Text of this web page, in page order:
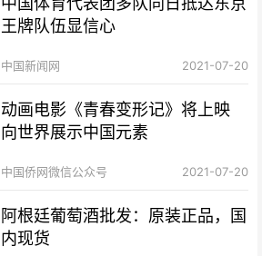
王牌队伍显信心
中国新闻网 2021-07-20
动画电影《青春变形记》将上映
向世界展示中国元素
中国侨网微信公众号 2021-07-20
阿根廷葡萄酒批发：原装正品，国
内现货